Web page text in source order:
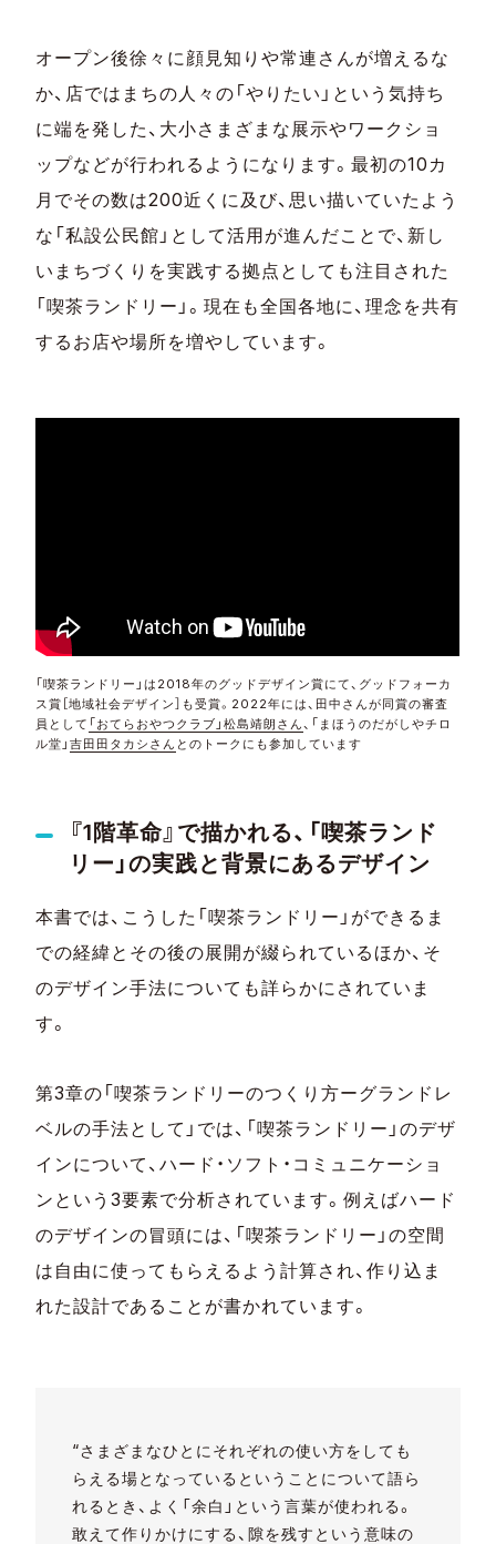
オープン後徐々に顔見知りや常連さんが増えるな
か、店ではまちの人々の「やりたい」という気持ち
に端を発した、大小さまざまな展示やワークショ
ップなどが行われるようになります。最初の10カ
月でその数は200近くに及び、思い描いていたよう
な「私設公民館」として活用が進んだことで、新し
いまちづくりを実践する拠点としても注目された
「喫茶ランドリー」。現在も全国各地に、理念を共有
するお店や場所を増やしています。
「喫茶ランドリー」は2018年のグッドデザイン賞にて、グッドフォーカ
ス賞［地域社会デザイン］も受賞。2022年には、田中さんが同賞の審査
員として 「おてらおやつクラブ」松島靖朗さん、「まほうのだがしやチロ
ル堂」吉田田タカシさん とのトークにも参加しています
『1階革命』で描かれる、「喫茶ランド
リー」の実践と背景にあるデザイン
本書では、こうした「喫茶ランドリー」ができるま
での経緯とその後の展開が綴られているほか、そ
のデザイン手法についても詳らかにされていま
す。
第3章の「喫茶ランドリーのつくり方ーグランドレ
ベルの手法として」では、「喫茶ランドリー」のデザ
インについて、ハード・ソフト・コミュニケーショ
ンという3要素で分析されています。例えばハード
のデザインの冒頭には、「喫茶ランドリー」の空間
は自由に使ってもらえるよう計算され、作り込ま
れた設計であることが書かれています。
“さまざまなひとにそれぞれの使い方をしても
らえる場となっているということについて語ら
れるとき、よく「余白」という言葉が使われる。
敢えて作りかけにする、隙を残すという意味の